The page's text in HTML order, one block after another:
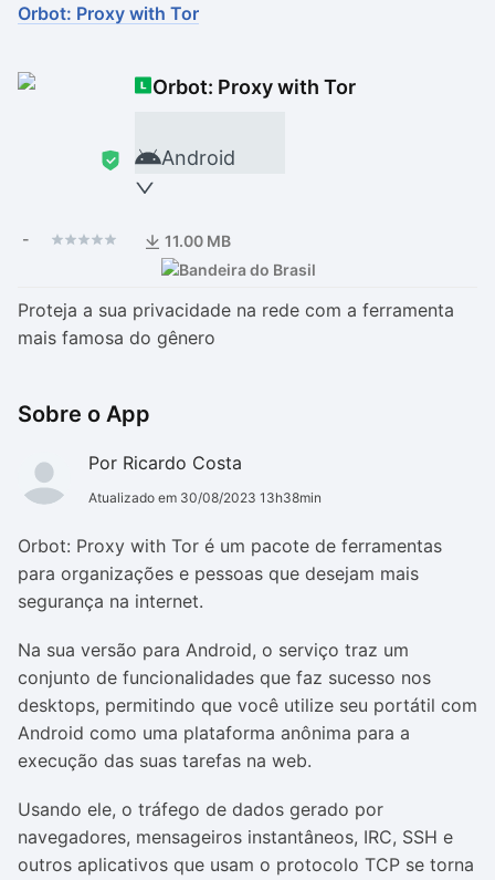
Ver mais
Ver mais
Orbot: Proxy with Tor
Orbot: Proxy with Tor
Android
- 11.00 MB
Proteja a sua privacidade na rede com a ferramenta
mais famosa do gênero
Sobre o App
Por Ricardo Costa
Atualizado em 30/08/2023 13h38min
Orbot: Proxy with Tor é um pacote de ferramentas
para organizações e pessoas que desejam mais
segurança na internet.
Na sua versão para Android, o serviço traz um
conjunto de funcionalidades que faz sucesso nos
desktops, permitindo que você utilize seu portátil com
Android como uma plataforma anônima para a
execução das suas tarefas na web.
Usando ele, o tráfego de dados gerado por
navegadores, mensageiros instantâneos, IRC, SSH e
outros aplicativos que usam o protocolo TCP se torna